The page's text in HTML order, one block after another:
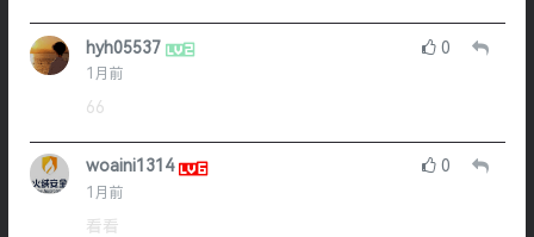
hyh05537
1月前
0
66
woaini1314
1月前
0
看看